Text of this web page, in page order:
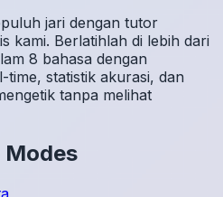
jari dengan tutor
kami. Berlatihlah di lebih dari
8 bahasa dengan
statistik akurasi, dan
tanpa melihat
Modes